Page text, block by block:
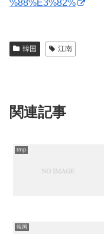
%88%E3%82%
韓国 江南
関連記事
tmp
韓国